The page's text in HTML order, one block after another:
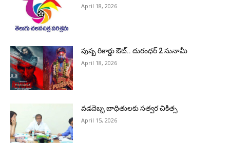
April 18, 2026
పుష్ప రికార్డు ఔట్‌.. దురంధ‌ర్ 2 సునామీ
April 18, 2026
వడదెబ్బ బాధితులకు సత్వర చికిత్స
April 15, 2026